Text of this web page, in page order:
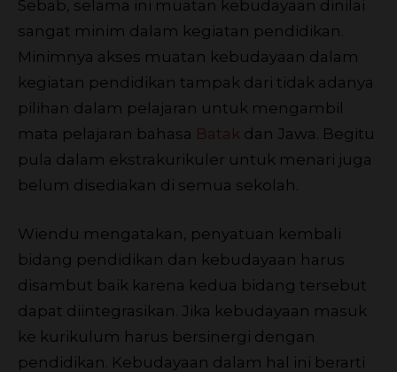
Sebab, selama ini muatan kebudayaan dinilai
sangat minim dalam kegiatan pendidikan.
Minimnya akses muatan kebudayaan dalam
kegiatan pendidikan tampak dari tidak adanya
pilihan dalam pelajaran untuk mengambil
mata pelajaran bahasa Batak dan Jawa. Begitu
pula dalam ekstrakurikuler untuk menari juga
belum disediakan di semua sekolah.
Wiendu mengatakan, penyatuan kembali
bidang pendidikan dan kebudayaan harus
disambut baik karena kedua bidang tersebut
dapat diintegrasikan. Jika kebudayaan masuk
ke kurikulum harus bersinergi dengan
pendidikan. Kebudayaan dalam hal ini berarti